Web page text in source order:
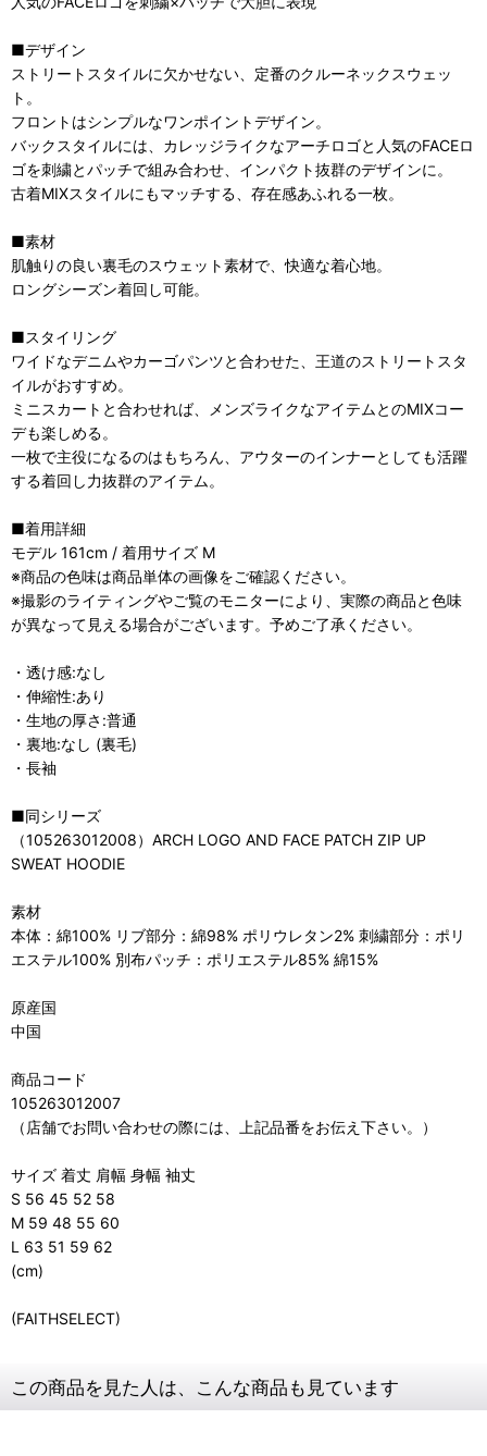
■デザイン
ストリートスタイルに欠かせない、定番のクルーネックスウェッ
ト。
フロントはシンプルなワンポイントデザイン。
バックスタイルには、カレッジライクなアーチロゴと人気のFACEロ
ゴを刺繍とパッチで組み合わせ、インパクト抜群のデザインに。
古着MIXスタイルにもマッチする、存在感あふれる一枚。
■素材
肌触りの良い裏毛のスウェット素材で、快適な着心地。
ロングシーズン着回し可能。
■スタイリング
ワイドなデニムやカーゴパンツと合わせた、王道のストリートスタ
イルがおすすめ。
ミニスカートと合わせれば、メンズライクなアイテムとのMIXコー
デも楽しめる。
一枚で主役になるのはもちろん、アウターのインナーとしても活躍
する着回し力抜群のアイテム。
■着用詳細
モデル 161cm / 着用サイズ M
※商品の色味は商品単体の画像をご確認ください。
※撮影のライティングやご覧のモニターにより、実際の商品と色味
が異なって見える場合がございます。予めご了承ください。
・透け感:なし
・伸縮性:あり
・生地の厚さ:普通
・裏地:なし (裏毛)
・長袖
■同シリーズ
（105263012008）ARCH LOGO AND FACE PATCH ZIP UP
SWEAT HOODIE
素材
本体：綿100% リブ部分：綿98% ポリウレタン2% 刺繍部分：ポリ
エステル100% 別布パッチ：ポリエステル85% 綿15%
原産国
中国
商品コード
105263012007
（店舗でお問い合わせの際には、上記品番をお伝え下さい。）
サイズ 着丈 肩幅 身幅 袖丈
S 56 45 52 58
M 59 48 55 60
L 63 51 59 62
(cm)
(FAITHSELECT)
この商品を見た人は、こんな商品も見ています